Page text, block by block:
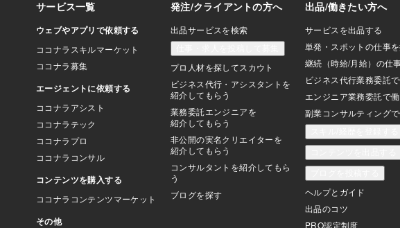
の”近親相姦的？”」にならないように地
域とかエリアの注意をしたほうがイイ
ね。(^^；；；でも、やはり「成果」と
「危険性」をよく考えたほうがイイぜ
よ。はい。＾＾まあ、なんだか「まるで
風俗店の紹